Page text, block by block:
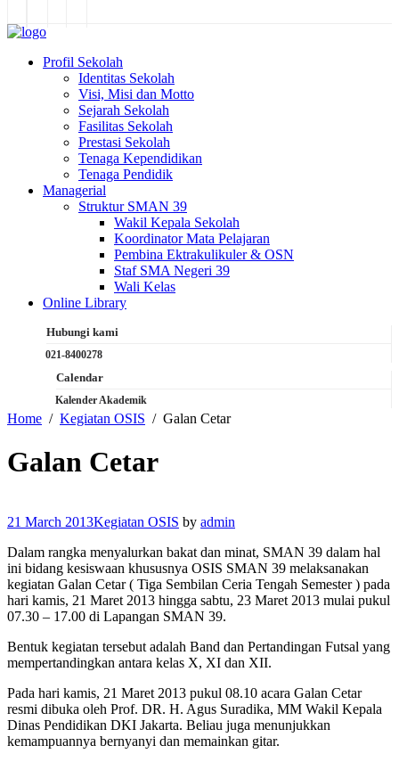
Profil Sekolah
Identitas Sekolah
Visi, Misi dan Motto
Sejarah Sekolah
Fasilitas Sekolah
Prestasi Sekolah
Tenaga Kependidikan
Tenaga Pendidik
Managerial
Struktur SMAN 39
Wakil Kepala Sekolah
Koordinator Mata Pelajaran
Pembina Ektrakulikuler & OSN
Staf SMA Negeri 39
Wali Kelas
Online Library
Hubungi kami
021-8400278
Calendar
Kalender Akademik
Home Kegiatan OSIS Galan Cetar
Galan Cetar
21 March 2013Kegiatan OSIS by admin
Dalam rangka menyalurkan bakat dan minat, SMAN 39 dalam hal
ini bidang kesiswaan khususnya OSIS SMAN 39 melaksanakan
kegiatan Galan Cetar ( Tiga Sembilan Ceria Tengah Semester ) pada
hari kamis, 21 Maret 2013 hingga sabtu, 23 Maret 2013 mulai pukul
07.30 – 17.00 di Lapangan SMAN 39.
Bentuk kegiatan tersebut adalah Band dan Pertandingan Futsal yang
mempertandingkan antara kelas X, XI dan XII.
Pada hari kamis, 21 Maret 2013 pukul 08.10 acara Galan Cetar
resmi dibuka oleh Prof. DR. H. Agus Suradika, MM Wakil Kepala
Dinas Pendidikan DKI Jakarta. Beliau juga menunjukkan
kemampuannya bernyanyi dan memainkan gitar.